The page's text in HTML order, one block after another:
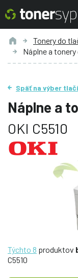
Tonery do
Náplne a tonery
Späť na výber
Náplne a
OKI C5510
Týchto 8 produktov
C5510